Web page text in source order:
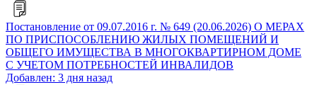
Постановление от 09.07.2016 г. № 649 (20.06.2026) О МЕРАХ
ПО ПРИСПОСОБЛЕНИЮ ЖИЛЫХ ПОМЕЩЕНИЙ И
ОБЩЕГО ИМУЩЕСТВА В МНОГОКВАРТИРНОМ ДОМЕ
С УЧЕТОМ ПОТРЕБНОСТЕЙ ИНВАЛИДОВ
Добавлен: 3 дня назад